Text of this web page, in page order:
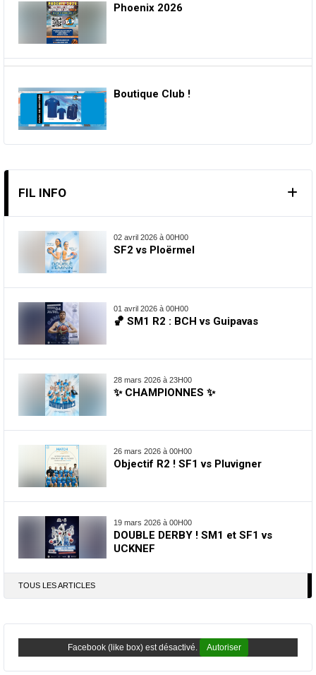
Phoenix 2026
Boutique Club !
FIL INFO
02 avril 2026 à 00H00
SF2 vs Ploërmel
01 avril 2026 à 00H00
🏀 SM1 R2 : BCH vs Guipavas
28 mars 2026 à 23H00
✨ CHAMPIONNES ✨
26 mars 2026 à 00H00
Objectif R2 ! SF1 vs Pluvigner
19 mars 2026 à 00H00
DOUBLE DERBY ! SM1 et SF1 vs
UCKNEF
TOUS LES ARTICLES
Facebook (like box) est désactivé. Autoriser